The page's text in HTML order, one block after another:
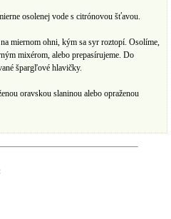
osolenej vode s citrónovou šťavou.
miernom ohni, kým sa syr roztopí. Osolíme,
mixérom, alebo prepasírujeme. Do
špargľové hlavičky.
oravskou slaninou alebo opraženou